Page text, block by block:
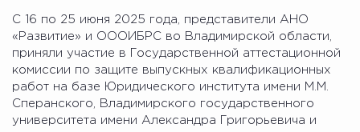
С 16 по 25 июня 2025 года, представители АНО
«Развитие» и ОООИБРС во Владимирской области,
приняли участие в Государственной аттестационной
комиссии по защите выпускных квалификационных
работ на базе Юридического института имени М.М.
Сперанского, Владимирского государственного
университета имени Александра Григорьевича и